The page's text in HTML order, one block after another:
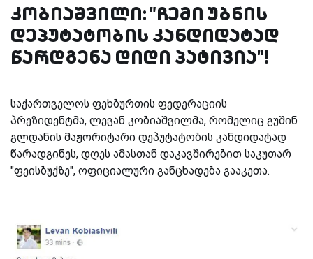
კობიაშვილი: "ჩემი უბნის
დეპუტატობის კანდიდატად
წარდგენა დიდი პატივია"!
საქართველოს ფეხბურთის ფედერაციის
პრეზიდენტმა, ლევან კობიაშვილმა, რომელიც გუშინ
გლდანის მაჟორიტარი დეპუტატობის კანდიდატად
წარადგინეს, დღეს ამასთან დაკავშირებით საკუთარ
"ფეისბუქზე", ოფიციალური განცხადება გააკეთა.